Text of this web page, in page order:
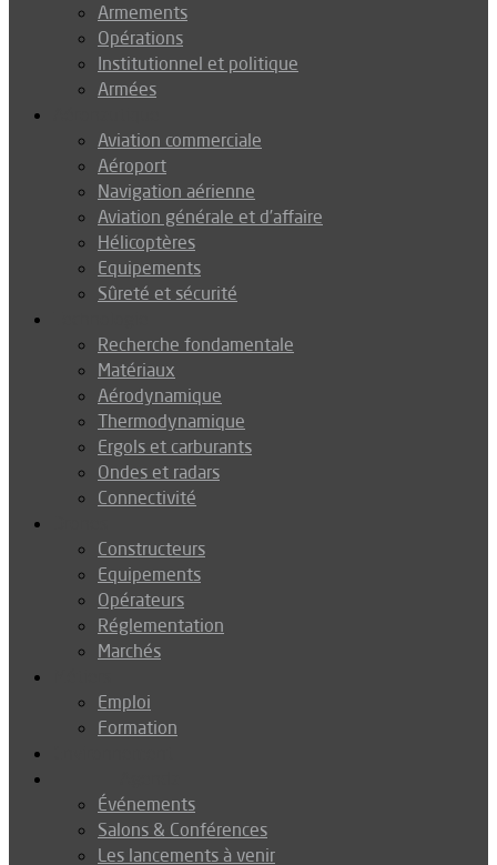
Armements
Opérations
Institutionnel et politique
Armées
Aviation commerciale
Aéroport
Navigation aérienne
Aviation générale et d’affaire
Hélicoptères
Equipements
Sûreté et sécurité
Recherche fondamentale
Matériaux
Aérodynamique
Thermodynamique
Ergols et carburants
Ondes et radars
Connectivité
Constructeurs
Equipements
Opérateurs
Réglementation
Marchés
Emploi
Formation
Événements
Salons & Conférences
Les lancements à venir